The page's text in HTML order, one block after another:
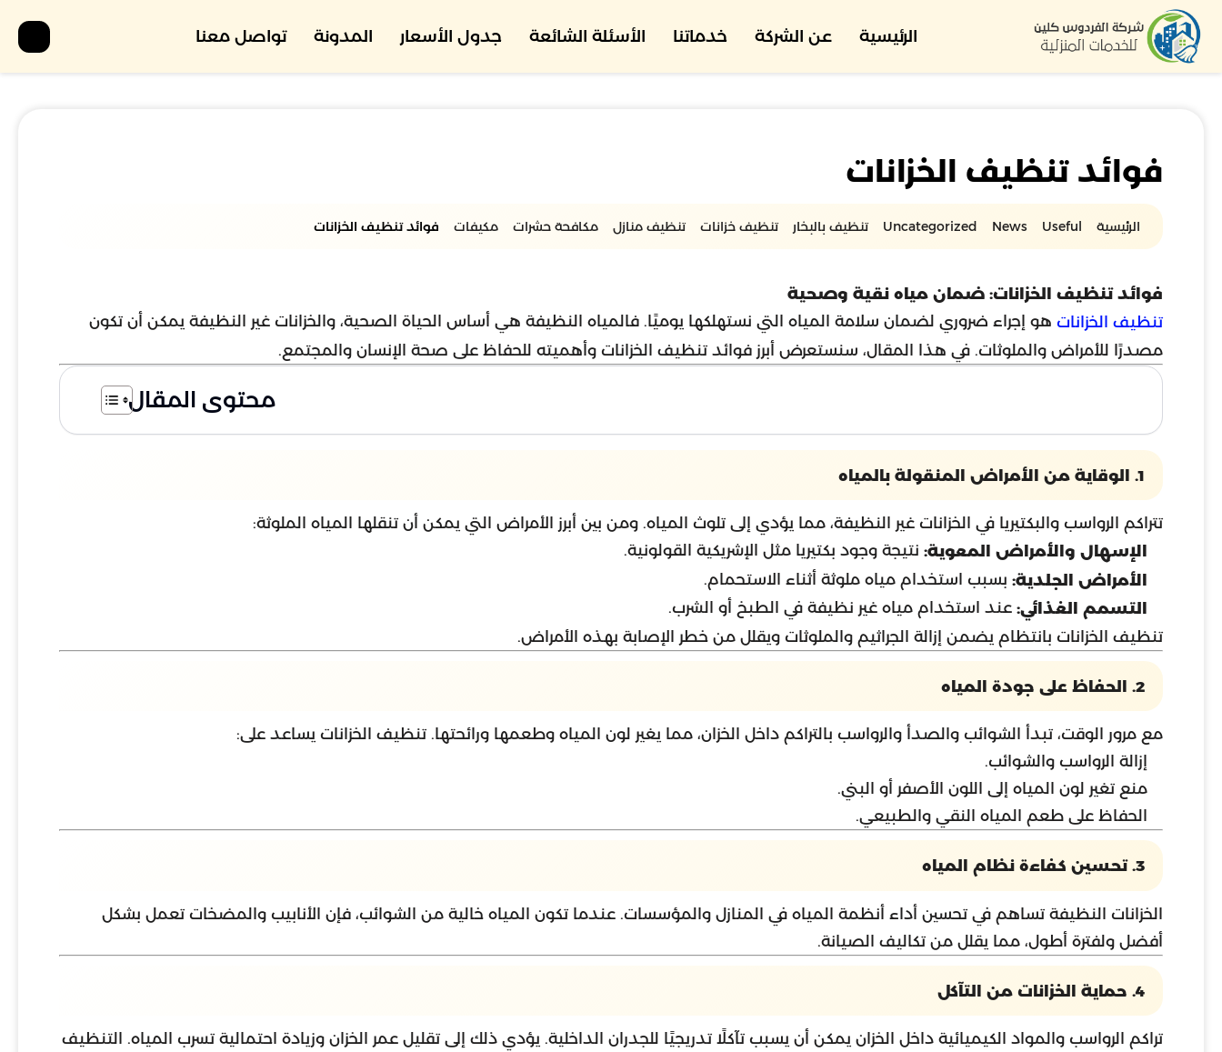
الرئيسية عن الشركة خدماتنا الأسئلة الشائعة جدول الأسعار المدونة تواصل معنا
فوائد تنظيف الخزانات
الرئيسية Useful
News
Uncategorized تنظيف بالبخار تنظيف خزانات تنظيف منازل مكافحة حشرات مكيفات فوائد تنظيف الخزانات
فوائد تنظيف الخزانات: ضمان مياه نقية وصحية
تنظيف الخزانات هو إجراء ضروري لضمان سلامة المياه التي نستهلكها يوميًا. فالمياه النظيفة هي أساس الحياة الصحية، والخزانات غير النظيفة يمكن أن تكون
مصدرًا للأمراض والملوثات. في هذا المقال، سنستعرض أبرز فوائد تنظيف الخزانات وأهميته للحفاظ على صحة الإنسان والمجتمع.
محتوى المقال
1. الوقاية من الأمراض المنقولة بالمياه
تتراكم الرواسب والبكتيريا في الخزانات غير النظيفة، مما يؤدي إلى تلوث المياه. ومن بين أبرز الأمراض التي يمكن أن تنقلها المياه الملوثة:
الإسهال والأمراض المعوية: نتيجة وجود بكتيريا مثل الإشريكية القولونية.
الأمراض الجلدية: بسبب استخدام مياه ملوثة أثناء الاستحمام.
التسمم الغذائي: عند استخدام مياه غير نظيفة في الطبخ أو الشرب.
تنظيف الخزانات بانتظام يضمن إزالة الجراثيم والملوثات ويقلل من خطر الإصابة بهذه الأمراض.
2. الحفاظ على جودة المياه
مع مرور الوقت، تبدأ الشوائب والصدأ والرواسب بالتراكم داخل الخزان، مما يغير لون المياه وطعمها ورائحتها. تنظيف الخزانات يساعد على:
إزالة الرواسب والشوائب.
منع تغير لون المياه إلى اللون الأصفر أو البني.
الحفاظ على طعم المياه النقي والطبيعي.
3. تحسين كفاءة نظام المياه
الخزانات النظيفة تساهم في تحسين أداء أنظمة المياه في المنازل والمؤسسات. عندما تكون المياه خالية من الشوائب، فإن الأنابيب والمضخات تعمل بشكل
أفضل ولفترة أطول، مما يقلل من تكاليف الصيانة.
4. حماية الخزانات من التآكل
تراكم الرواسب والمواد الكيميائية داخل الخزان يمكن أن يسبب تآكلًا تدريجيًا للجدران الداخلية. يؤدي ذلك إلى تقليل عمر الخزان وزيادة احتمالية تسرب المياه. التنظيف